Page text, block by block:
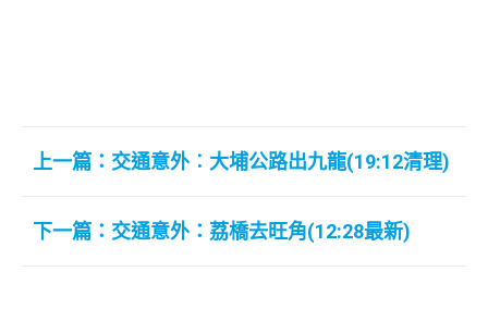
上一篇：交通意外︰大埔公路出九龍(19:12清理)
下一篇：交通意外：荔橋去旺角(12:28最新)